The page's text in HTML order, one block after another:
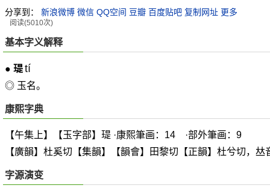
分享到：
新浪微博 微信 QQ空间 豆瓣 百度贴吧 复制网址 更多
阅读(5010次)
基本字义解释
● 瑅tí
◎ 玉名。
康熙字典
【午集上】【玉字部】瑅 ·康熙筆画：14 ·部外筆画：9
【廣韻】杜奚切【集韻】【韻會】田黎切【正韻】杜兮切， 𠀤
字源演变